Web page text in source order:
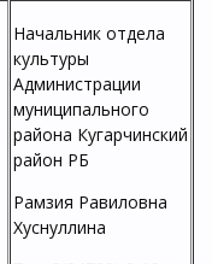
Начальник отдела
культуры
Администрации
муниципального
района Кугарчинский
район РБ
Рамзия Равиловна
Хуснуллина